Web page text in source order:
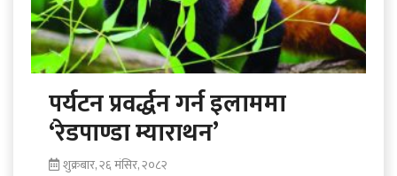
पर्यटन प्रवर्द्धन गर्न इलाममा
‘रेडपाण्डा म्याराथन’
शुक्रबार, २६ मंसिर, २०८२